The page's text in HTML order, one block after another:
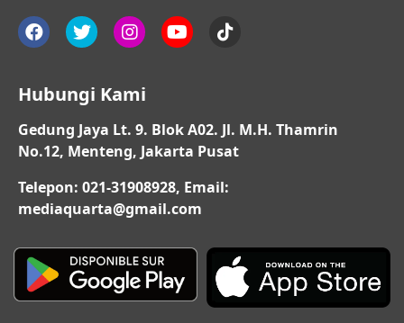
Hubungi Kami
Gedung Jaya Lt. 9. Blok A02. Jl. M.H. Thamrin
No.12, Menteng, Jakarta Pusat
Telepon: 021-31908928, Email:
mediaquarta@gmail.com